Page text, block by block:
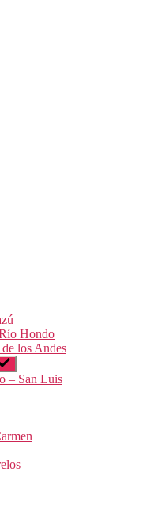
Hondo
los Andes
– San Luis